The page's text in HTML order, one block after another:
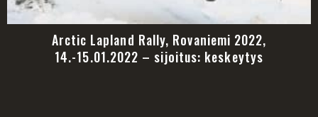
Arctic Lapland Rally, Rovaniemi 2022,
14.-15.01.2022 – sijoitus: keskeytys